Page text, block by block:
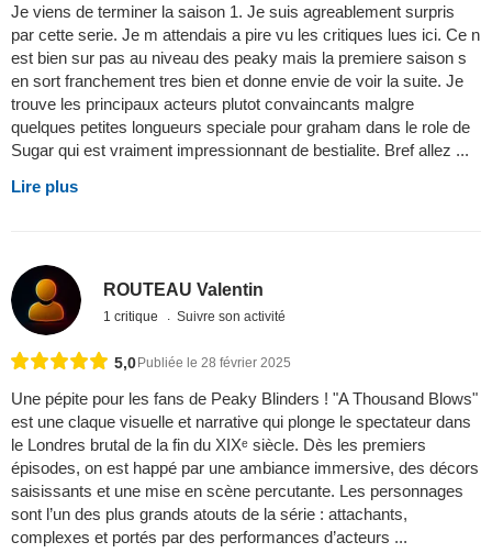
Je viens de terminer la saison 1. Je suis agreablement surpris
par cette serie. Je m attendais a pire vu les critiques lues ici. Ce n
est bien sur pas au niveau des peaky mais la premiere saison s
en sort franchement tres bien et donne envie de voir la suite. Je
trouve les principaux acteurs plutot convaincants malgre
quelques petites longueurs speciale pour graham dans le role de
Sugar qui est vraiment impressionnant de bestialite. Bref allez ...
Lire plus
ROUTEAU Valentin
1 critique Suivre son activité
5,0 Publiée le 28 février 2025
Une pépite pour les fans de Peaky Blinders ! "A Thousand Blows"
est une claque visuelle et narrative qui plonge le spectateur dans
le Londres brutal de la fin du XIXᵉ siècle. Dès les premiers
épisodes, on est happé par une ambiance immersive, des décors
saisissants et une mise en scène percutante. Les personnages
sont l’un des plus grands atouts de la série : attachants,
complexes et portés par des performances d’acteurs ...